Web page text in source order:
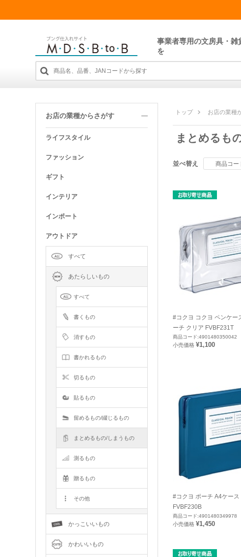
事業者専用の文房具・
を
トップ お店の業種
まとめるも
並べ替え 商品コー
#コクヨ コクヨ ペンケー
ーチ クリア FVBF231T
商品コード:4901480350042
小売価格 ¥1,100
#コクヨ ポーチ A4ケース
FVBF230B
商品コード:4901480349978
小売価格 ¥1,450
お店の業種からさがす
ライフスタイル
ファッション
ギフト
インテリア
インポート
アウトドア
すべて
あたらしいもの
すべて
書くもの
消すもの
書かれるもの
切るもの
貼るもの
留めるもの/綴じるもの
まとめるもの/しまうもの
測るもの
贈るもの
その他
かっこいいもの
かわいいもの